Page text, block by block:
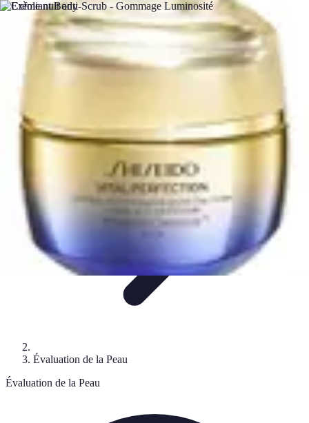
Teint Parfait
Soin du TeintRoutine de soinProduits de BeautéAstuces et
Évaluation de la Peau
Évaluation de la Peau